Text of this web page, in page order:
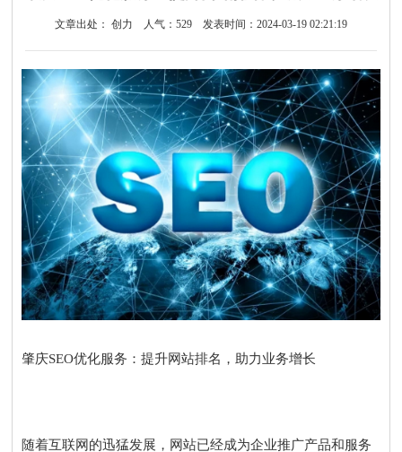
文章出处： 创力 人气： 529 发表时间：2024-03-19 02:21:19
肇庆SEO优化服务：提升网站排名，助力业务增长
随着互联网的迅猛发展，网站已经成为企业推广产品和服务